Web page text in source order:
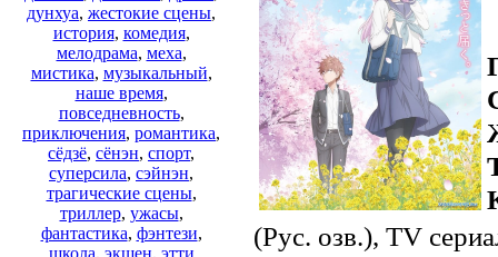
дунхуа, жестокие сцены,
история, комедия,
мелодрама, меха,
мистика, музыкальный,
наше время,
повседневность,
приключения, романтика,
сёдзё, сёнэн, спорт,
суперсила, сэйнэн,
трагические сцены,
триллер, ужасы,
фантастика, фэнтези,
(Рус. озв.), TV